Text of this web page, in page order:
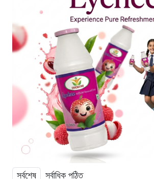
সর্বশেষ সর্বাধিক পঠিত